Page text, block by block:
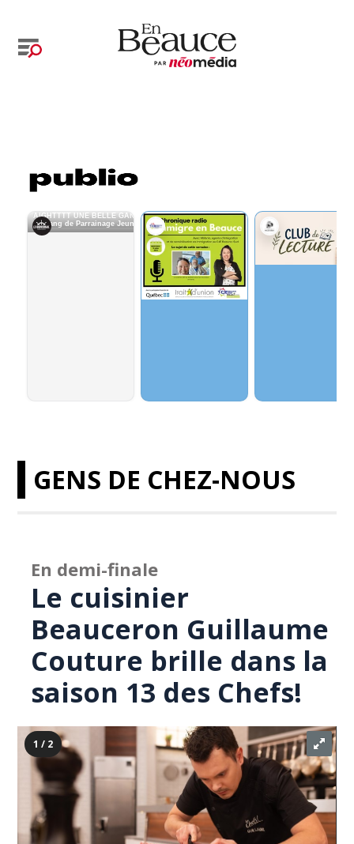
GENS DE CHEZ-NOUS
En demi-finale
Le cuisinier
Beauceron Guillaume
Couture brille dans la
saison 13 des Chefs!
1 / 2